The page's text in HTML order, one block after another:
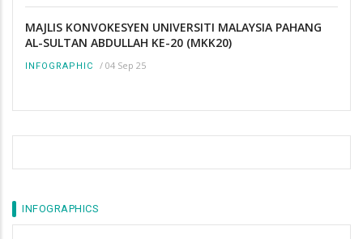
MAJLIS KONVOKESYEN UNIVERSITI MALAYSIA PAHANG
AL-SULTAN ABDULLAH KE-20 (MKK20)
INFOGRAPHIC / 04 Sep 25
INFOGRAPHICS